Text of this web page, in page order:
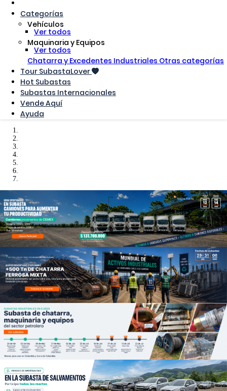
Categorías
Vehículos
Ver todos
Maquinaria y Equipos
Ver todos
Chatarra y Excedentes Industriales Otras categorías
Tour SubastaLover
Hot Subastas
Subastas Internacionales
Vende Aquí
Ayuda